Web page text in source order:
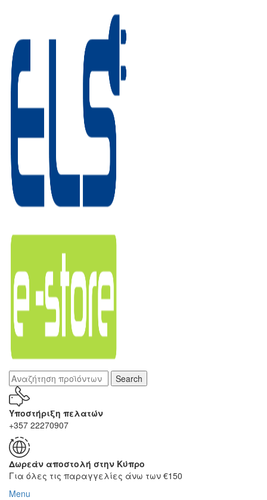
Search
Υποστήριξη πελατών
+357 22270907
Δωρεάν αποστολή στην Κύπρο
Για όλες τις παραγγελίες άνω των €150
Menu